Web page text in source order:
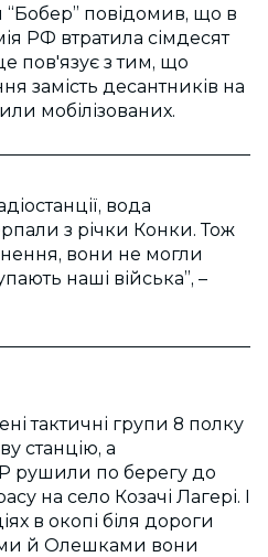
повідомив, що в
РФ втратила сімдесят
пов'язує з тим, що
замість десантників на
мобілізованих.
вода
з річки Конки. Тож
вони не могли
наші війська”, –
тактичні групи 8 полку
станцію, а
рушили по берегу до
на село Козачі Лагері. І
в окопі біля дороги
й Олешками вони